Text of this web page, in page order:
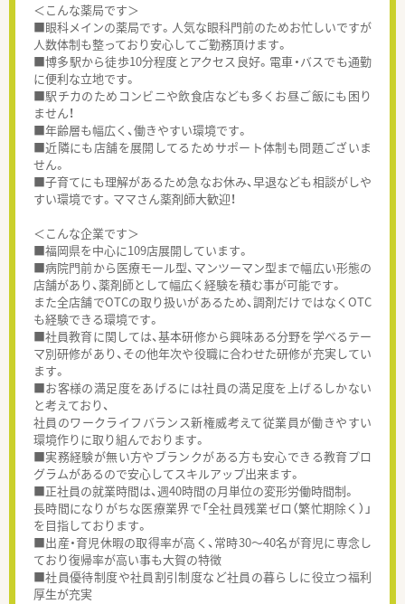
＜こんな薬局です＞
■眼科メインの薬局です。人気な眼科門前のためお忙しいですが
人数体制も整っており安心してご勤務頂けます。
■博多駅から徒歩10分程度とアクセス良好。電車・バスでも通勤
に便利な立地です。
■駅チカのためコンビニや飲食店なども多くお昼ご飯にも困り
ません！
■年齢層も幅広く、働きやすい環境です。
■近隣にも店舗を展開してるためサポート体制も問題ございま
せん。
■子育てにも理解があるため急なお休み、早退なども相談がしや
すい環境です。ママさん薬剤師大歓迎！
＜こんな企業です＞
■福岡県を中心に109店展開しています。
■病院門前から医療モール型、マンツーマン型まで幅広い形態の
店舗があり、薬剤師として幅広く経験を積む事が可能です。
また全店舗でOTCの取り扱いがあるため、調剤だけではなくOTC
も経験できる環境です。
■社員教育に関しては、基本研修から興味ある分野を学べるテー
マ別研修があり、その他年次や役職に合わせた研修が充実してい
ます。
■お客様の満足度をあげるには社員の満足度を上げるしかない
と考えており、
社員のワークライフバランス新権威考えて従業員が働きやすい
環境作りに取り組んでおります。
■実務経験が無い方やブランクがある方も安心できる教育プロ
グラムがあるので安心してスキルアップ出来ます。
■正社員の就業時間は、週40時間の月単位の変形労働時間制。
長時間になりがちな医療業界で「全社員残業ゼロ（繁忙期除く）」
を目指しております。
■出産・育児休暇の取得率が高く、常時30～40名が育児に専念し
ており復帰率が高い事も大賀の特徴
■社員優待制度や社員割引制度など社員の暮らしに役立つ福利
厚生が充実